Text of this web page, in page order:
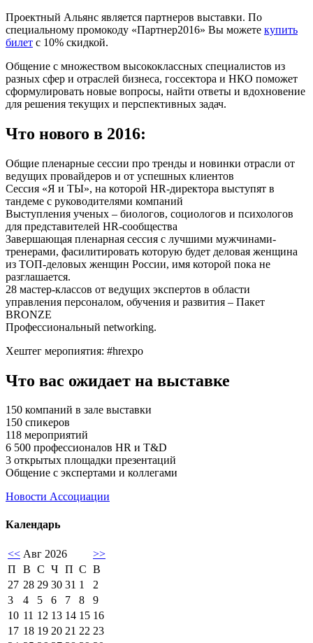
Проектный Альянс является партнеров выставки. По
специальному промокоду «Партнер2016» Вы можете купить
билет с 10% скидкой.
Общение с множеством высококлассных специалистов из
разных сфер и отраслей бизнеса, госсектора и НКО поможет
сформулировать новые вопросы, найти ответы и вдохновение
для решения текущих и перспективных задач.
Что нового в 2016:
Общие пленарные сессии про тренды и новинки отрасли от
ведущих провайдеров и от успешных клиентов
Сессия «Я и ТЫ», на которой HR-директора выступят в
тандеме с руководителями компаний
Выступления ученых – биологов, социологов и психологов
для представителей HR-сообщества
Завершающая пленарная сессия с лучшими мужчинами-
тренерами, фасилитировать которую будет деловая женщина
из ТОП-деловых женщин России, имя которой пока не
разглашается.
28 мастер-классов от ведущих экспертов в области
управления персоналом, обучения и развития – Пакет
BRONZE
Профессиональный networking.
Хештег меропиятия: #hrexpo
Что вас ожидает на выставке
150 компаний в зале выставки
150 спикеров
118 мероприятий
6 500 профессионалов HR и T&D
3 открытых площадки презентаций
Общение с экспертами и коллегами
Новости Ассоциации
Календарь
<< Авг 2026
>>
П
В С Ч П С В
27 28 29 30 31 1
2
3
4 5 6 7 8
9
10 11 12 13 14 15 16
17 18 19 20 21 22 23